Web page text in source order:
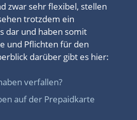
zwar sehr flexibel, stellen
trotzdem ein
dar und haben somit
und Pflichten für den
darüber gibt es hier:
verfallen?
auf der Prepaidkarte